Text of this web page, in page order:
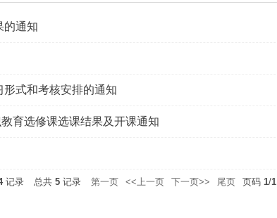
的通知
式和考核安排的通知
育选修课选课结果及开课通知
记录 总共 5 记录 第一页 <<上一页 下一页>> 尾页 页码 1/1